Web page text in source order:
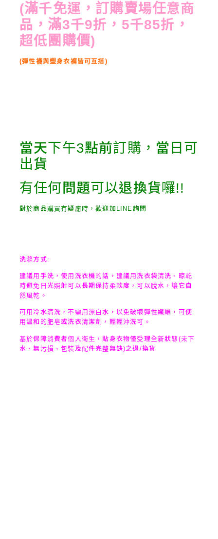
(滿千免運，訂購賣場任意商
品，滿3千9折，5千85折，
超低團購價)
(彈性襪與塑身衣褲皆可互搭)
當天下午3點前訂購，當日可
出貨
有任何問題可以退換貨囉!!
對於商品購買有疑慮時，歡迎加LINE詢問
洗滌方式:
建議用手洗，使用洗衣機的話，建議用洗衣袋清洗、晾乾
時避免日光照射可以長期保持柔軟度，可以脫水，讓它自
然風乾。
可用冷水清洗，不需用漂白水，以免破壞彈性纖維，可使
用溫和的肥皂或洗衣清潔劑，輕輕沖洗可。
基於保障消費者個人衛生，貼身衣物僅受理全新狀態(未下
水、無污損、包裝及配件完整無缺)之退/換貨